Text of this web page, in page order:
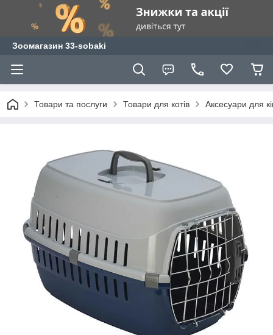
Зоомагазин 33-sobaki
Товари та послуги Товари для котів Аксесуари для